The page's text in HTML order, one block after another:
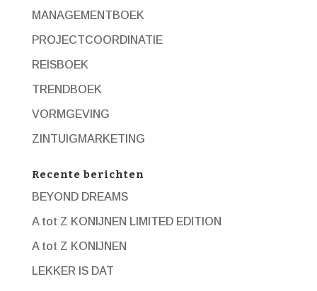
MANAGEMENTBOEK
PROJECTCOORDINATIE
REISBOEK
TRENDBOEK
VORMGEVING
ZINTUIGMARKETING
Recente berichten
BEYOND DREAMS
A tot Z KONIJNEN LIMITED EDITION
A tot Z KONIJNEN
LEKKER IS DAT